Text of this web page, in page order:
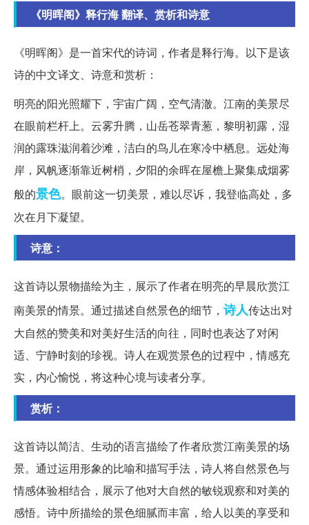
《明晖阁》释行海 翻译、赏析和诗意
《明晖阁》是一首宋代的诗词，作者是释行海。以下是该
诗的中文译文、诗意和赏析：
明亮的阳光照耀下，宇宙广阔，空气清澈。江南的美景尽
在眼前栏杆上。云雾升腾，山岳苍翠青葱，黎明初露，湿
润的露珠滋润着沙滩，洁白的鸟儿在寒冷中栖息。远处海
岸，风帆逐渐靠近树梢，夕阳的余晖在屋檐上聚集成烟雾
般的景色。眼前这一切美景，难以尽诉，我登临高处，多
次在月下凝望。
诗意：
这首诗以景物描绘为主，展示了作者在明亮的早晨欣赏江
南美景的情景。通过描述自然景色的细节， 诗人传达出对
大自然的赞美和对美好生活的向往，同时也表达了对闲
适、宁静时刻的珍视。诗人在观赏景色的过程中，情感充
实，内心愉悦，将这种心境与读者分享。
赏析：
这首诗以简洁、生动的语言描绘了作者欣赏江南美景的场
景。通过运用形象的比喻和描写手法，诗人将自然景色与
情感体验相结合，展示了他对大自然的敏锐观察和对美的
感悟。诗中所描绘的景色细腻而丰富，给人以美的享受和